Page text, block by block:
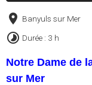
Banyuls sur Mer
Durée : 3 h
Notre Dame de
sur Mer